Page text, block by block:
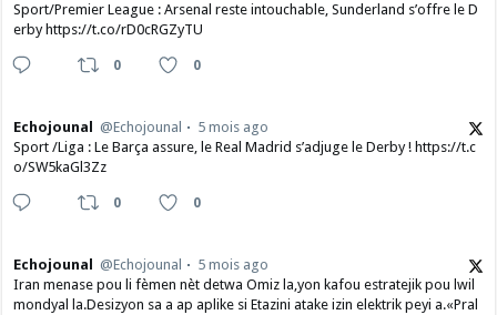
Sport/Premier League : Arsenal reste intouchable, Sunderland s’offre le D
erby https://t.co/rD0cRGZyTU
0 0
Echojounal @Echojounal
5 mois ago
Sport /Liga : Le Barça assure, le Real Madrid s’adjuge le Derby ! https://t.c
o/SW5kaGl3Zz
0 0
Echojounal @Echojounal
5 mois ago
Iran menase pou li fèmen nèt detwa Omiz la,yon kafou estratejik pou lwil
mondyal la.Desizyon sa a ap aplike si Etazini atake izin elektrik peyi a.​«Pral